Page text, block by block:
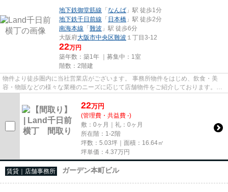
地下鉄御堂筋線 「なんば 」駅 徒歩1分
地下鉄千日前線 「 日本橋 」駅 徒歩2分
南海本線 「難波 」駅 徒歩6分
大阪府大阪市中央区難波 １丁目3-12
22万円
築年数：築1年 ｜募集中： 1室
階数：2階建
物件より徒歩圏内に当社営業店がございます。 事務所物件をはじめ、飲食・美
容・物販などの様々な業種のニーズに応じて店舗物件をご紹介しております。
尚、弊社ではおとり広告は一切...
22万円
(管理費・共益費 -)
敷：0ヶ月｜礼：0ヶ月
所在階：1-2階
坪数：5.03坪｜面積：16.64㎡
坪単価： 4.37万円
賃貸｜店舗事務所 ガーデン本町ビル